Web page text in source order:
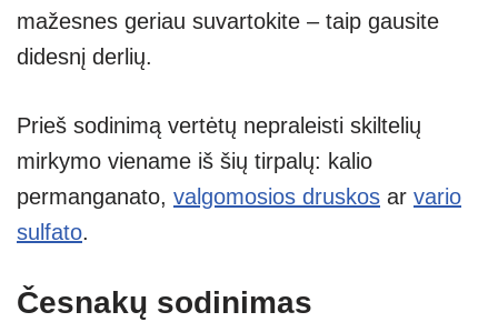
mažesnes geriau suvartokite – taip gausite
didesnį derlių.
Prieš sodinimą vertėtų nepraleisti skiltelių
mirkymo viename iš šių tirpalų: kalio
permanganato, valgomosios druskos ar vario
sulfato.
Česnakų sodinimas